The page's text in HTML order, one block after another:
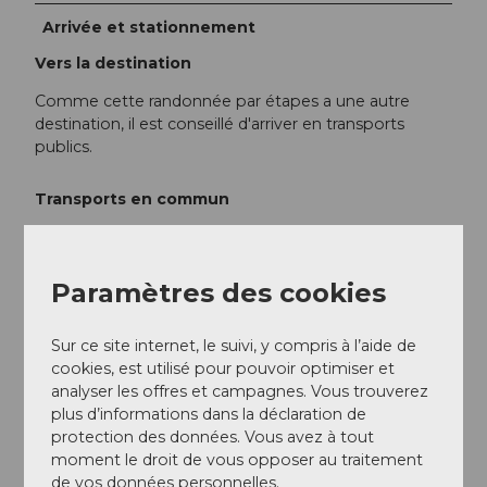
Arrivée et stationnement
Vers la destination
Comme cette randonnée par étapes a une autre
destination, il est conseillé d'arriver en transports
publics.
Transports en commun
reçoivent à l'enregistrement la carte transport public
locaux (bus/PostAuto) dans les zones tarifaires 679–
685 peuvent être utilisés gratuitement.
Étape 1 : Unteriberg – Studen
Arrivée : avec le PostAuto ligne 555 depuis
Einsiedeln via Unteriberg/Oberiberg – point de
Paramètres des cookies
Sur ce site internet, le suivi, y compris à l’aide de
cookies, est utilisé pour pouvoir optimiser et
analyser les offres et campagnes. Vous trouverez
plus d’informations dans la déclaration de
protection des données. Vous avez à tout
moment le droit de vous opposer au traitement
de vos données personnelles.